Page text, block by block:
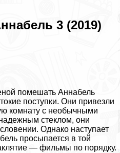
3 (2019)
помешать Аннабель
поступки. Они привезли
комнату с необычными
стеклом, они
Однако наступает
просыпается в той
— фильмы по порядку.